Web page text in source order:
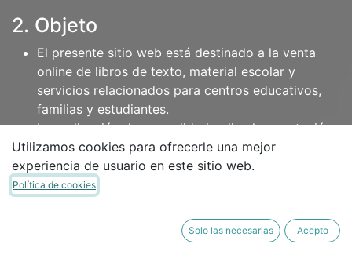
2. Objeto
El presente sitio web está destinado a la venta
online de libros de texto, material escolar y
servicios relacionados para centros educativos,
familias y estudiantes.
La realización de un pedido implica la aceptación
plena de las presentes Condiciones Generales de
Venta.
3. Productos y disponibilidad
Los productos mostrados en la web pueden estar
sujetos a disponibilidad, cambios editoriales,
Utilizamos cookies para ofrecerle una mejor
experiencia de usuario en este sitio web.
Política de cookies
Solo las necesarias Acepto